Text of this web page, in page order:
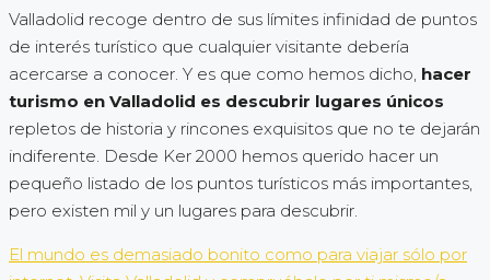
Valladolid recoge dentro de sus límites infinidad de puntos
de interés turístico que cualquier visitante debería
acercarse a conocer. Y es que como hemos dicho, hacer
turismo en Valladolid es descubrir lugares únicos
repletos de historia y rincones exquisitos que no te dejarán
indiferente. Desde Ker 2000 hemos querido hacer un
pequeño listado de los puntos turísticos más importantes,
pero existen mil y un lugares para descubrir.
El mundo es demasiado bonito como para viajar sólo por